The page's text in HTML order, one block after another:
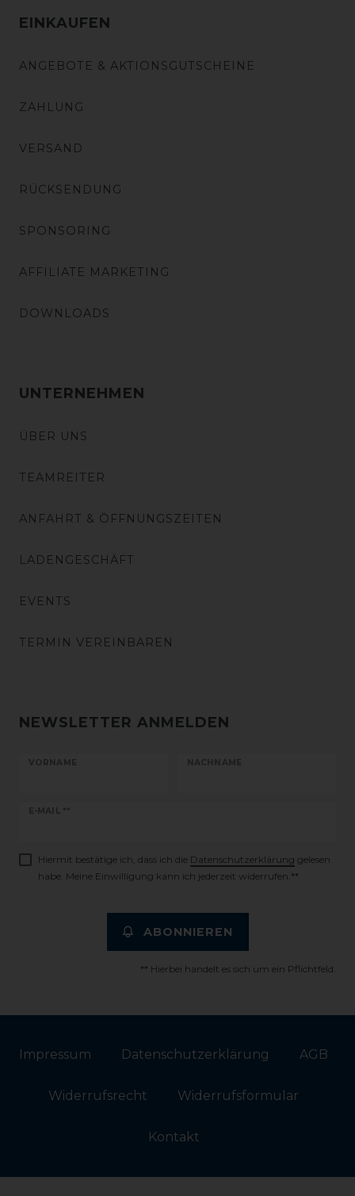
EINKAUFEN
ANGEBOTE & AKTIONSGUTSCHEINE
ZAHLUNG
VERSAND
RÜCKSENDUNG
SPONSORING
AFFILIATE MARKETING
DOWNLOADS
UNTERNEHMEN
ÜBER UNS
TEAMREITER
ANFAHRT & ÖFFNUNGSZEITEN
LADENGESCHÄFT
EVENTS
TERMIN VEREINBAREN
NEWSLETTER ANMELDEN
VORNAME NACHNAME
E-MAIL **
Newsletter
Hiermit bestätige ich, dass ich die Daten­schutz­erklärung gelesen
habe. Meine Einwilligung kann ich jederzeit widerrufen.**
ABONNIEREN
** Hierbei handelt es sich um ein Pflichtfeld.
Impressum Daten­schutz­erklärung AGB
Widerrufs­recht Widerrufs­formular
Kontakt